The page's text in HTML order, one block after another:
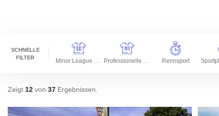
SCHNELLE
FILTER
Minor League Mannschaften Professionelle Teams Rennsport
Zeigt 12 von 37 Ergebnissen.